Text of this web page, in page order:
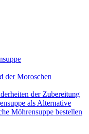
der Moroschen
der Zubereitung
als Alternative
Möhrensuppe bestellen